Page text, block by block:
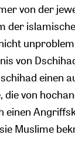
von der
der
von
einen
die von
einen
Muslime